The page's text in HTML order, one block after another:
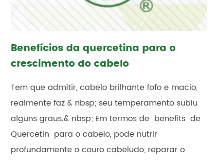
Benefícios da quercetina para o
crescimento do cabelo
Tem que admitir, cabelo brilhante fofo e macio,
realmente faz & nbsp; seu temperamento subiu
alguns graus.& nbsp; Em termos de benefits de
Quercetin para o cabelo, pode nutrir
profundamente o couro cabeludo, reparar o